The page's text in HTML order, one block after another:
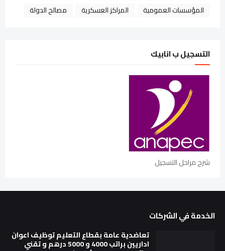
المؤسسات العمومية
المراكز العسكرية مصالح الدولة
التسجيل ب انابيك
شرح مراحل التسجيل
الخدمة في الشركات
تعاضدية عامة بقطاع التعليم توظيف اعوان
اداريين براتب 4000 و 5000 درهم و تقني